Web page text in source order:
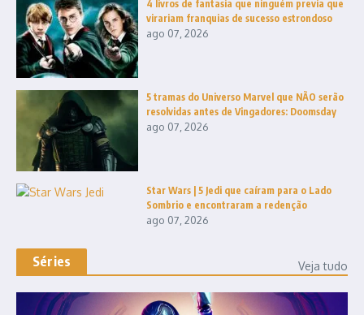
4 livros de fantasia que ninguém previa que
virariam franquias de sucesso estrondoso
ago 07, 2026
5 tramas do Universo Marvel que NÃO serão
resolvidas antes de Vingadores: Doomsday
ago 07, 2026
Star Wars | 5 Jedi que caíram para o Lado
Sombrio e encontraram a redenção
ago 07, 2026
Séries Veja tudo